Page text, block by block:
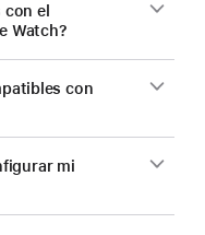
el
Watch?
con
mi